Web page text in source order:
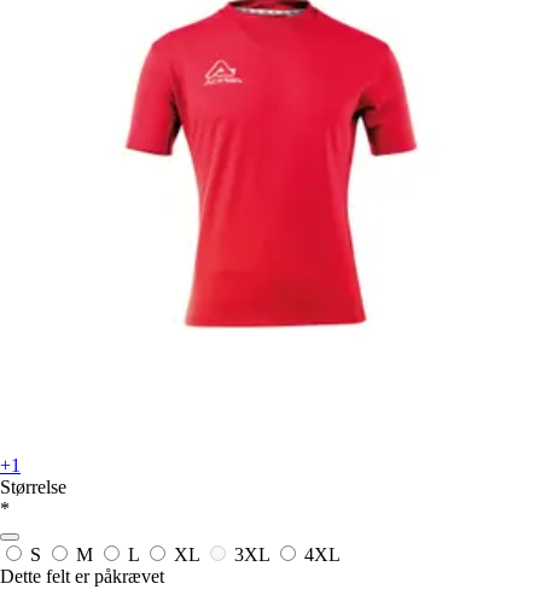
+1
Størrelse
*
S M L XL 3XL
4XL
Dette felt er påkrævet